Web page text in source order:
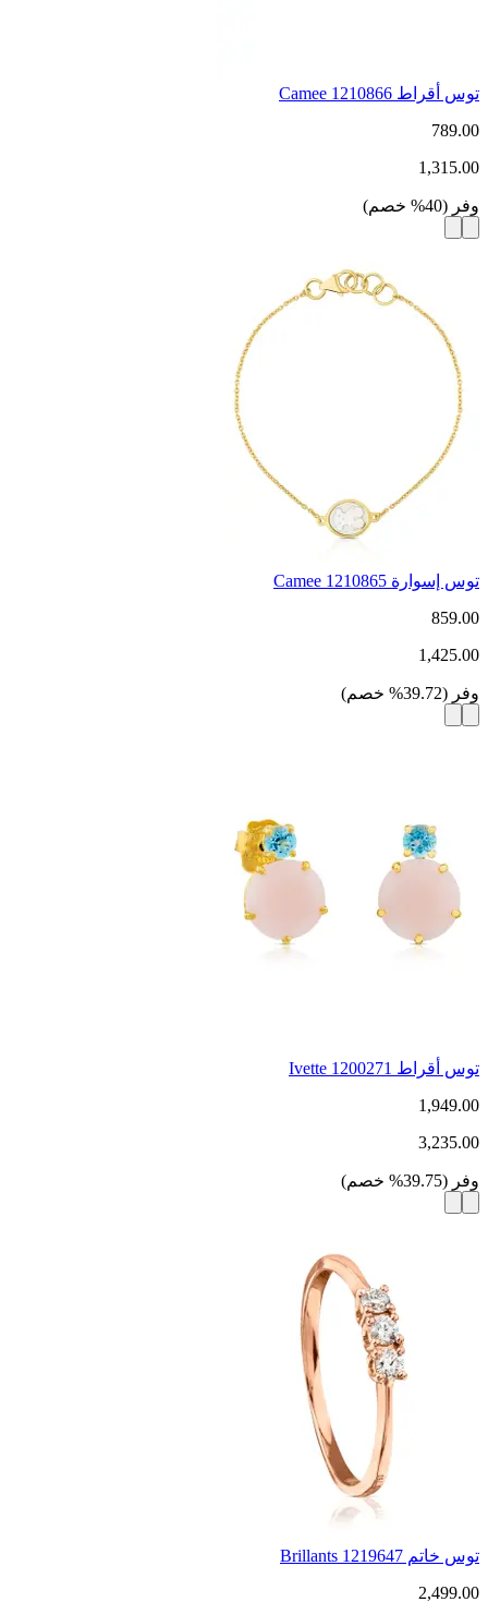
توس أقراط Camee 1210866
789.00
1,315.00
وفر (
40
% خصم)
توس إسوارة Camee 1210865
859.00
1,425.00
وفر (
39.72
% خصم)
توس أقراط Ivette 1200271
1,949.00
3,235.00
وفر (
39.75
% خصم)
توس خاتم Brillants 1219647
2,499.00